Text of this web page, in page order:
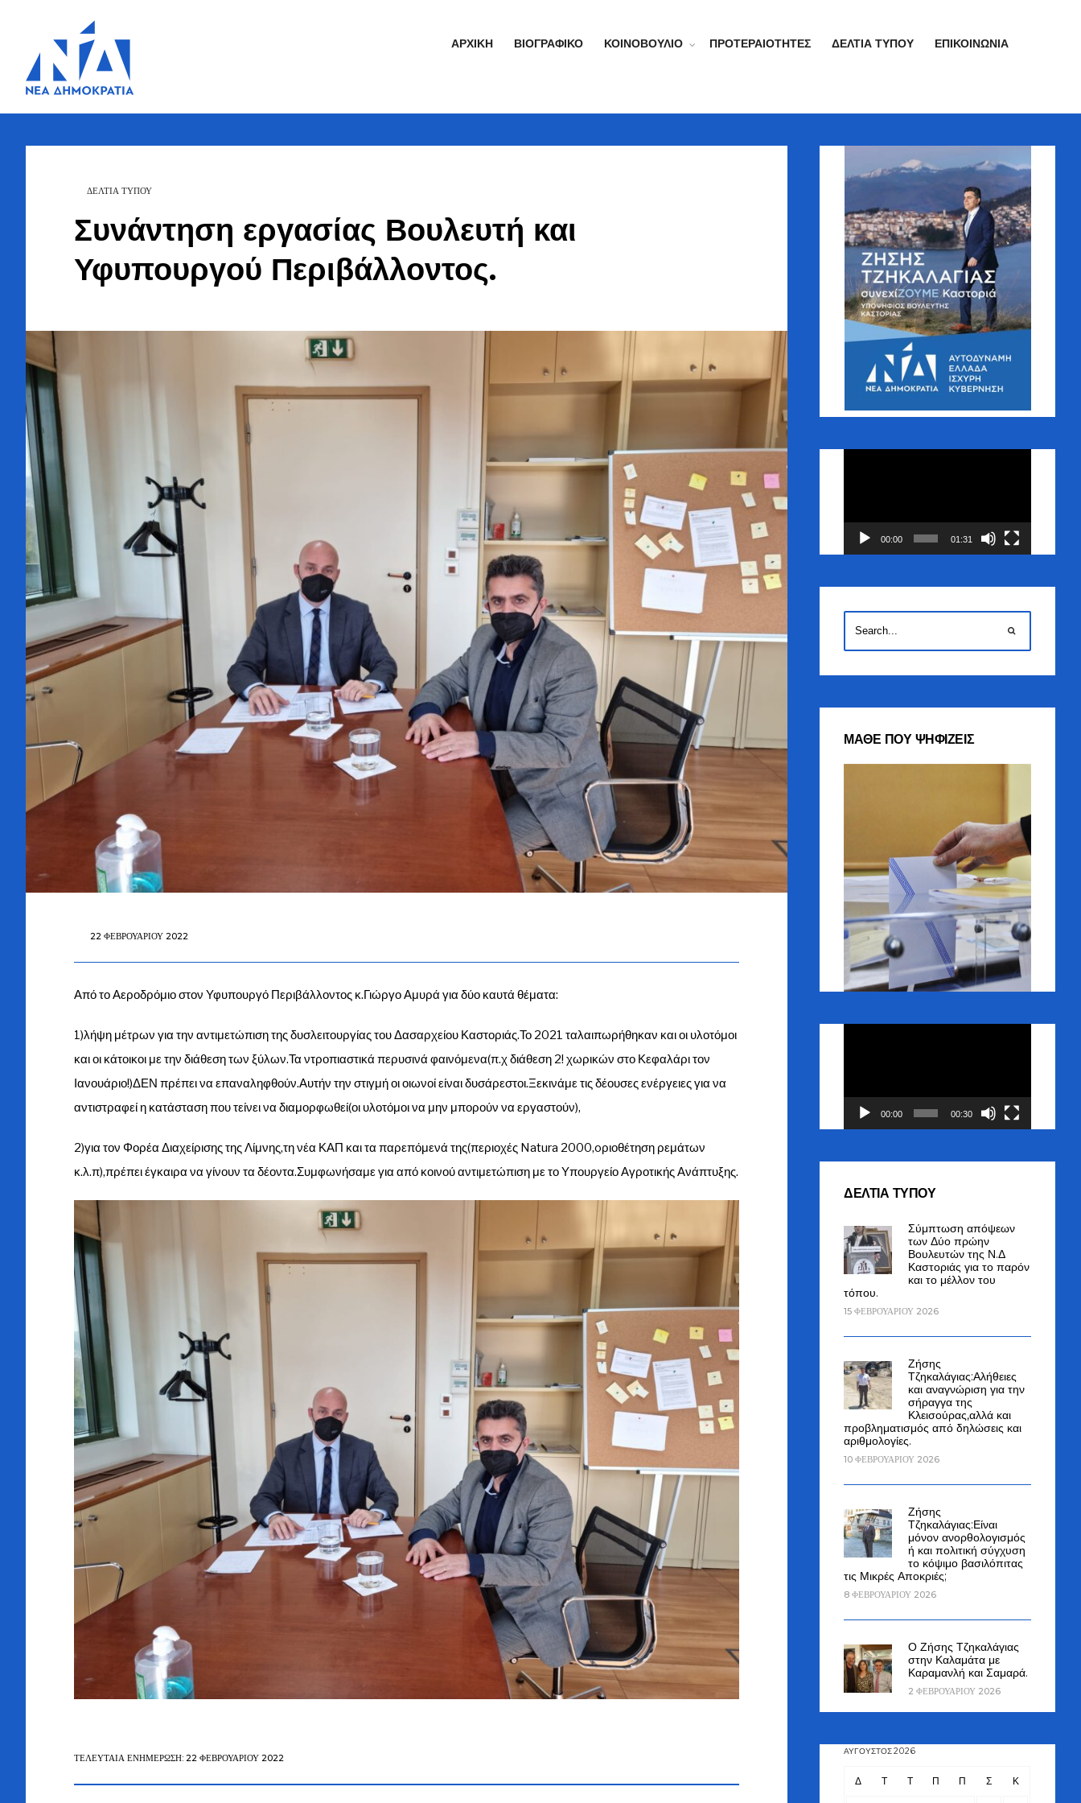
Ζήσης
Τζηκαλάγιας
Καστοριάς
ΑΡΧΙΚΉ ΒΙΟΓΡΑΦΙΚΌ ΚΟΙΝΟΒΟΎΛΙΟ ΠΡΟΤΕΡΑΙΌΤΗΤΕΣ ΔΕΛΤΊΑ ΤΎΠΟΥ ΕΠΙΚΟΙΝΩΝΊΑ
Συνάντηση εργασίας Βουλευτή και
Υφυπουργού Περιβάλλοντος.
ΔΕΛΤΙΑ ΤΥΠΟΥ
22 ΦΕΒΡΟΥΑΡΊΟΥ 2022
Από το Αεροδρόμιο στον Υφυπουργό Περιβάλλοντος κ.Γιώργο Αμυρά για δύο καυτά θέματα:
1)λήψη μέτρων για την αντιμετώπιση της δυσλειτουργίας του Δασαρχείου Καστοριάς.Το 2021 ταλαιπωρήθηκαν και οι υλοτόμοι
και οι κάτοικοι με την διάθεση των ξύλων.Τα ντροπιαστικά περυσινά φαινόμενα(π.χ διάθεση 2! χωρικών στο Κεφαλάρι τον
Ιανουάριο!)ΔΕΝ πρέπει να επαναληφθούν.Αυτήν την στιγμή οι οιωνοί είναι δυσάρεστοι.Ξεκινάμε τις δέουσες ενέργειες για να
αντιστραφεί η κατάσταση που τείνει να διαμορφωθεί(οι υλοτόμοι να μην μπορούν να εργαστούν),
2)για τον Φορέα Διαχείρισης της Λίμνης,τη νέα ΚΑΠ και τα παρεπόμενά της(περιοχές Natura 2000,oριοθέτηση ρεμάτων
κ.λ.π),πρέπει έγκαιρα να γίνουν τα δέοντα.Συμφωνήσαμε για από κοινού αντιμετώπιση με το Υπουργείο Αγροτικής Ανάπτυξης.
ΤΕΛΕΥΤΑΊΑ ΕΝΗΜΈΡΩΣΗ: 22 ΦΕΒΡΟΥΑΡΊΟΥ 2022
00:00 01:31
ΜΑΘΕ ΠΟΥ ΨΗΦΙΖΕΙΣ
00:00 00:30
ΔΕΛΤΙΑ ΤΥΠΟΥ
Σύμπτωση απόψεων
των Δύο πρώην
Βουλευτών της Ν.Δ
Καστοριάς για το παρόν
και το μέλλον του
τόπου.
15 ΦΕΒΡΟΥΑΡΊΟΥ 2026
Ζήσης
Τζηκαλάγιας:Αλήθειες
και αναγνώριση για την
σήραγγα της
Κλεισούρας,αλλά και
προβληματισμός από δηλώσεις και
αριθμολογίες.
10 ΦΕΒΡΟΥΑΡΊΟΥ 2026
Ζήσης
Τζηκαλάγιας:Είναι
μόνον ανορθολογισμός
ή και πολιτική σύγχυση
το κόψιμο βασιλόπιτας
τις Μικρές Αποκριές;
8 ΦΕΒΡΟΥΑΡΊΟΥ 2026
Ο Ζήσης Τζηκαλάγιας
στην Καλαμάτα με
Καραμανλή και Σαμαρά.
2 ΦΕΒΡΟΥΑΡΊΟΥ 2026
ΑΎΓΟΥΣΤΟΣ 2026
Δ Τ Τ Π Π Σ Κ